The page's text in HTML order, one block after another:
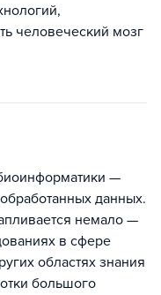
человеческий мозг
—
данных.
немало —
в сфере
областях знания
большого